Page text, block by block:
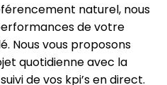
naturel, nous
de votre
Nous vous proposons
quotidienne avec la
de vos kpi’s en direct.